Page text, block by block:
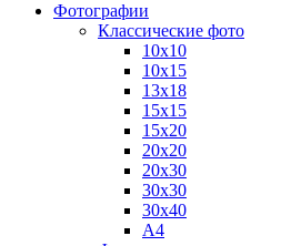
Фотографии
Классические фото
10х10
10х15
13х18
15х15
15х20
20х20
20х30
30х30
30х40
А4